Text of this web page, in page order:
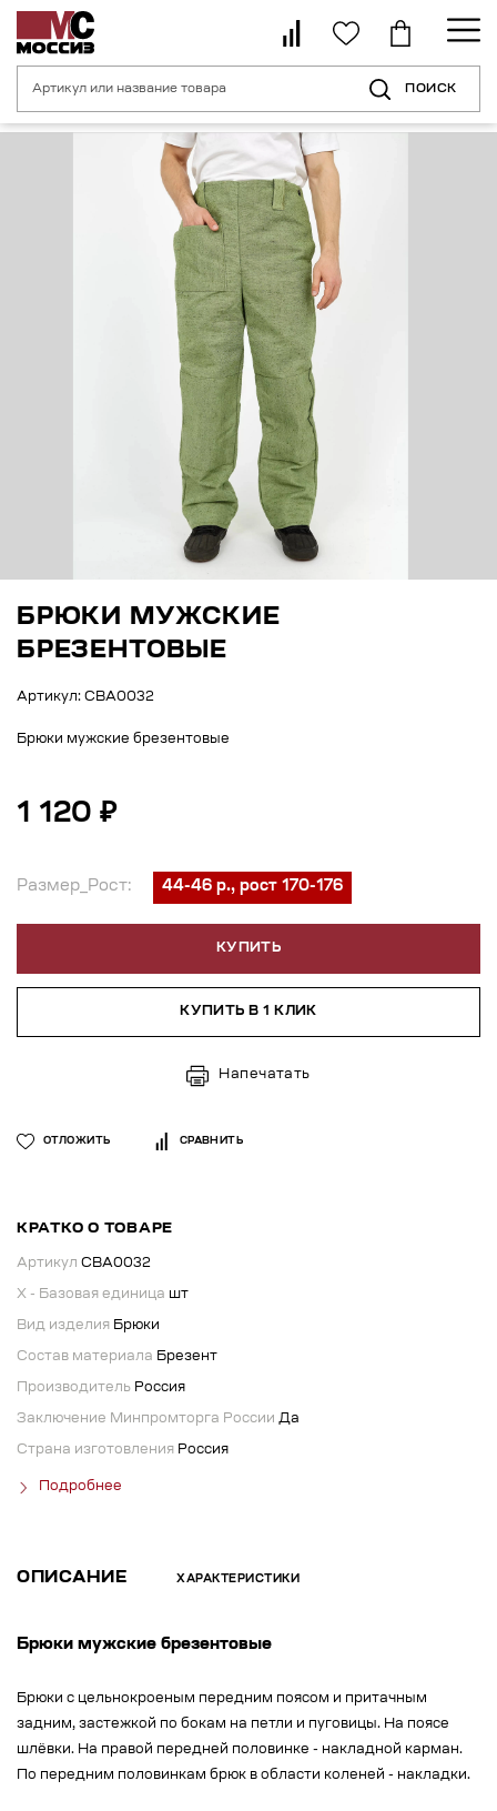
ПОИСК
Главная страница Средства индивидуальной защиты для
БРЮКИ МУЖСКИЕ
БРЕЗЕНТОВЫЕ
Артикул: СВА0032
Брюки мужские брезентовые
1 120 ₽
Размер_Рост: 44-46 р., рост 170-176
КУПИТЬ
КУПИТЬ В 1 КЛИК
Напечатать
ОТЛОЖИТЬ СРАВНИТЬ
КРАТКО О ТОВАРЕ
Артикул СВА0032
X - Базовая единица шт
Вид изделия Брюки
Состав материала Брезент
Производитель Россия
Заключение Минпромторга России Да
Страна изготовления Россия
Подробнее
ОПИСАНИЕ ХАРАКТЕРИСТИКИ
Брюки мужские брезентовые
Брюки с цельнокроеным передним поясом и притачным
задним, застежкой по бокам на петли и пуговицы. На поясе
шлёвки. На правой передней половинке - накладной карман.
По передним половинкам брюк в области коленей - накладки.